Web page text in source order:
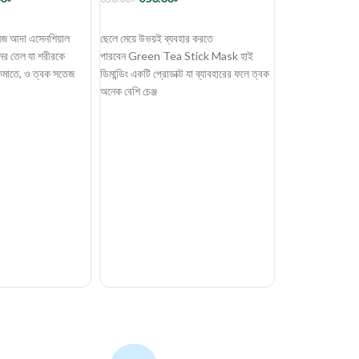
আদা এসেনশিয়াল
তেল যা শরীরকে
কমাতে, ও ত্বক সতেজ
ছেলে মেয়ে উভয়ই ব্যবহার করতে
পারবেন Green Tea Stick Mask হাই
ডিমান্ডিং একটি প্রোডাক্ট যা ব্যাবহারের ফলে ত্বক
অনেক বেশি চেঞ্জ